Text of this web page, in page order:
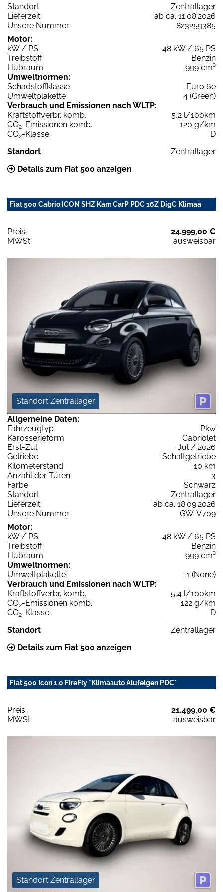
Standort
Zentrallager
Lieferzeit
ab ca. 11.08.2026
Unsere Nummer
823259385
Motor:
kW / PS
48 kW / 65 PS
Treibstoff
Benzin
Hubraum
999 cm³
Umweltnormen:
Schadstoffklasse
Euro 6e
Umweltplakette
4 (Green)
Verbrauch und Emissionen nach WLTP:
Kraftstoffverbr. komb.
5,2 l/100km
CO2-Emissionen komb.
120 g/km
CO2-Klasse
D
Standort
Zentrallager
Details zum Fiat 500 anzeigen
Fiat 500 Cabrio ICON SHZ Kam CarP PDC 16Z DigC Klimaa
Preis:
24.999,00 €
MWSt:
ausweisbar
Standort Zentrallager
Allgemeine Daten:
Fahrzeugtyp
Pkw
Karosserieform
Cabriolet
Erst-Zul.
Jul / 2026
Getriebe
Schaltgetriebe
Kilometerstand
10 km
Anzahl der Türen
3
Farbe
Schwarz
Standort
Zentrallager
Lieferzeit
ab ca. 18.09.2026
Unsere Nummer
GW-V709
Motor:
kW / PS
48 kW / 65 PS
Treibstoff
Benzin
Hubraum
999 cm³
Umweltnormen:
Umweltplakette
1 (None)
Verbrauch und Emissionen nach WLTP:
Kraftstoffverbr. komb.
5,4 l/100km
CO2-Emissionen komb.
122 g/km
CO2-Klasse
D
Standort
Zentrallager
Details zum Fiat 500 anzeigen
Fiat 500 Icon 1.0 FireFly *Klimaauto Alufelgen PDC*
Preis:
21.499,00 €
MWSt:
ausweisbar
Standort Zentrallager